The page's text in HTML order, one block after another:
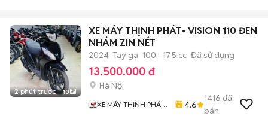
2 phút trước 10
XE MÁY THỊNH PHÁT- VISION 110 ĐEN
NHÁM ZIN NÉT
2024 Tay ga 100 - 175 cc Đã sử dụng
13.500.000 đ
Hà Nội
XE MÁY THỊNH PHÁT
4.6
1416 đã
bán